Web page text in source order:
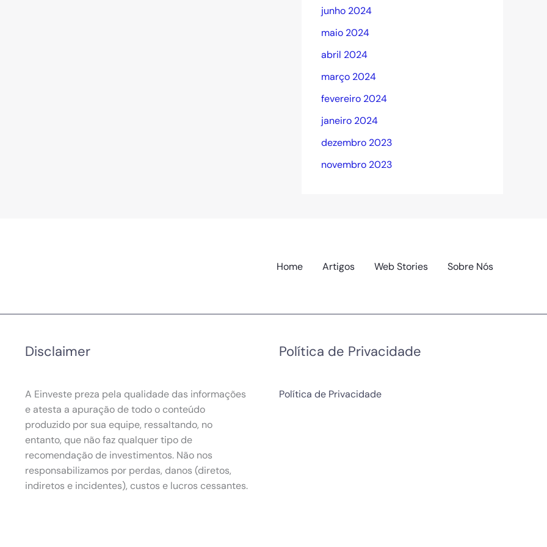
junho 2024
maio 2024
abril 2024
março 2024
fevereiro 2024
janeiro 2024
dezembro 2023
novembro 2023
Home Artigos Web Stories Sobre Nós
Disclaimer
A Einveste preza pela qualidade das informações
e atesta a apuração de todo o conteúdo
produzido por sua equipe, ressaltando, no
entanto, que não faz qualquer tipo de
recomendação de investimentos. Não nos
responsabilizamos por perdas, danos (diretos,
indiretos e incidentes), custos e lucros cessantes.
Política de Privacidade
Política de Privacidade